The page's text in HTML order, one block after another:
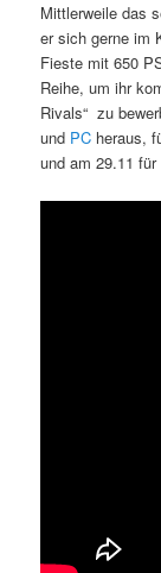
Mittlerweile das
er sich gerne im
Fieste mit 650
Reihe, um ihr
Rivals“ zu
und PC heraus,
und am 29.11 für